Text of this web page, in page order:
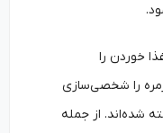
را
را شخصی‌سازی
از جمله